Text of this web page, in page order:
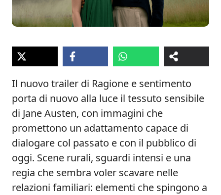
Il nuovo trailer di Ragione e sentimento
porta di nuovo alla luce il tessuto sensibile
di Jane Austen, con immagini che
promettono un adattamento capace di
dialogare col passato e con il pubblico di
oggi. Scene rurali, sguardi intensi e una
regia che sembra voler scavare nelle
relazioni familiari: elementi che spingono a